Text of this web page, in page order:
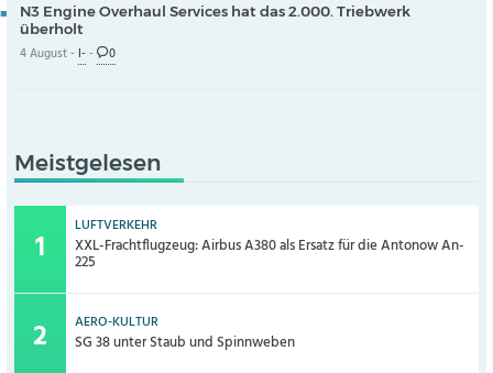
N3 Engine Overhaul Services hat das 2.000. Triebwerk
überholt
4 August - I-- 0
Meistgelesen
LUFTVERKEHR
XXL-Frachtflugzeug: Airbus A380 als Ersatz für die Antonow An-
225
AERO-KULTUR
SG 38 unter Staub und Spinnweben